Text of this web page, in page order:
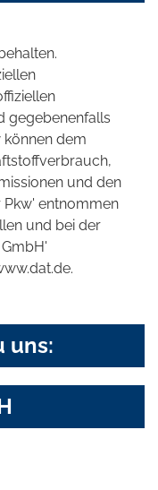
gegebenenfalls
dem
und den
entnommen
und bei der
uns: